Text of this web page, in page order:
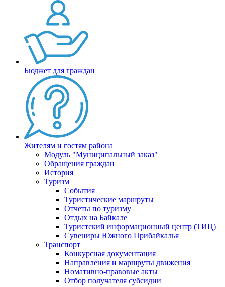
Бюджет для граждан
Жителям и гостям района
Модуль "Муниципальный заказ"
Обращения граждан
История
Туризм
События
Туристические маршруты
Отчеты по туризму
Отдых на Байкале
Туристский информационный центр (ТИЦ)
Сувениры Южного Прибайкалья
Транспорт
Конкурсная документация
Направления и маршруты движения
Номативно-правовые акты
Отбор получателя субсидии